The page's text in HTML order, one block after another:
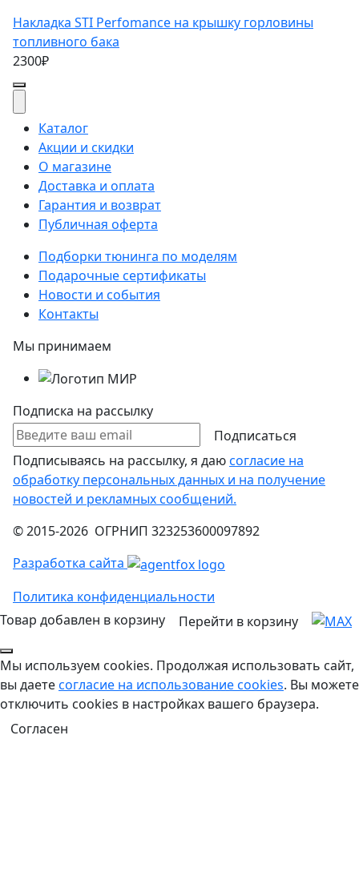
Накладка STI Perfomance на крышку горловины
топливного бака
2300₽
Каталог
Акции и скидки
О магазине
Доставка и оплата
Гарантия и возврат
Публичная оферта
Подборки тюнинга по моделям
Подарочные сертификаты
Новости и события
Контакты
Мы принимаем
Подписка на рассылку
Подписаться
Подписываясь на рассылку, я даюсогласие на
обработку персональных данных и на получение
новостей и рекламных сообщений.
© 2015-2026 ОГРНИП 323253600097892
Разработка сайта
Политика конфиденциальности
Товар добавлен в корзину
Перейти в корзину
Мы используем cookies. Продолжая использовать сайт,
вы даетесогласие на использование cookies. Вы можете
отключить cookies в настройках вашего браузера.
Согласен